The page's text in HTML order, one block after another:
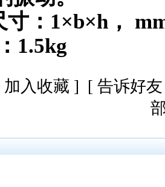
： 1×b×h ，
1.5kg
加入收藏 ] [ 告诉好友